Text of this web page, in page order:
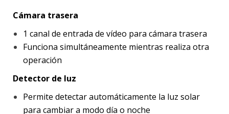
Cámara trasera
1 canal de entrada de vídeo para cámara trasera
Funciona simultáneamente mientras realiza otra
operación
Detector de luz
Permite detectar automáticamente la luz solar
para cambiar a modo día o noche